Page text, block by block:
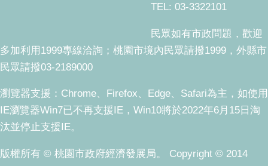
TEL: 03-3322101
民眾如有市政問題，歡迎
多加利用1999專線洽詢；桃園市境內民眾請撥1999，外縣市
民眾請撥03-2189000
瀏覽器支援：Chrome、Firefox、Edge、Safari為主，如使用
IE瀏覽器Win7已不再支援IE，Win10將於2022年6月15日淘
汰並停止支援IE。
版權所有 © 桃園市政府經濟發展局。 Copyright © 2014